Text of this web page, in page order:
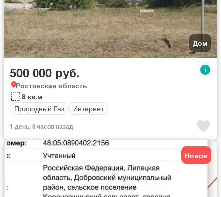
Дом
500 000 руб.
Ростовская область
8 кв.м
Природный Газ
Интернет
1 день, 8 часов назад
Новое